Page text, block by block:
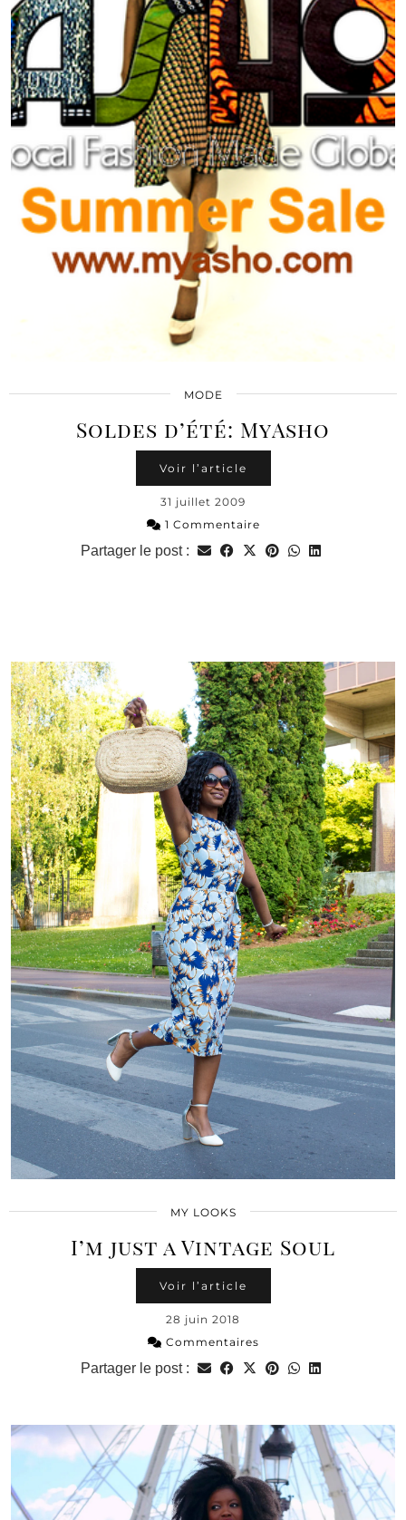
MODE
Soldes d’été: MyAsho
Voir l’article
31 juillet 2009
1 Commentaire
Partager le post :
MY LOOKS
I’m just a Vintage Soul
Voir l’article
28 juin 2018
Commentaires
Partager le post :